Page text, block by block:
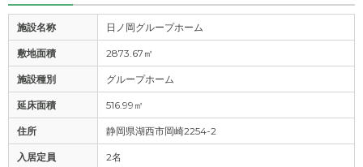
施設名称 日ノ岡グループホーム
敷地面積 2873.67㎡
施設種別 グループホーム
延床面積 516.99㎡
住所 静岡県湖西市岡崎2254-2
入居定員 2名